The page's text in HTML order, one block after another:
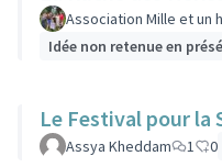
Association Mille et un
Idée non retenue en
Le Festival pour la
Assya Kheddam 1 0